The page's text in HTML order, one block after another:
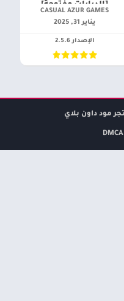
[الدبابات مفتوحة]
CASUAL AZUR GAMES‏
يناير 31, 2025
الإصدار 2.5.6
مود داون بلاي
DMCA